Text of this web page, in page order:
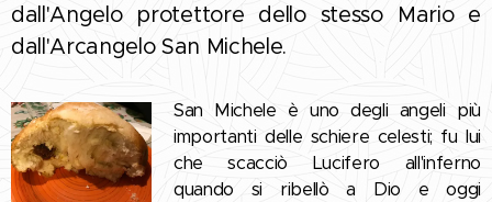
dall'Angelo protettore dello stesso Mario e
dall'Arcangelo San Michele.
San Michele è uno degli angeli più
importanti delle schiere celesti; fu lui
che scacciò Lucifero all'inferno
quando si ribellò a Dio e oggi